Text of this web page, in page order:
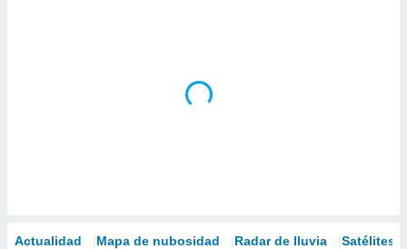
Actualidad Mapa de nubosidad Radar de lluvia Satélites